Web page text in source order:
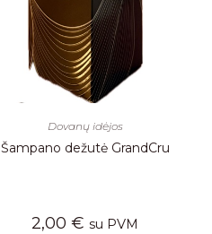
Dovanų idėjos
Šampano dežutė GrandCru
2,00 € su PVM